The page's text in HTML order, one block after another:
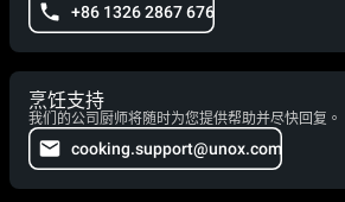
+86 1326 2867 676
烹饪支持
我们的公司厨师将随时为您提供帮助并尽快回复。
cooking.support@unox.com